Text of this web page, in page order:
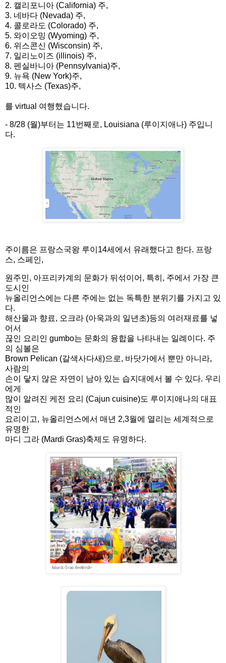
2. 캘리포니아 (California) 주,
3. 네바다 (Nevada) 주,
4. 콜로라도 (Colorado) 주,
5. 와이오밍 (Wyoming) 주,
6. 위스콘신 (Wisconsin) 주,
7. 일리노이즈 (illinois) 주,
8. 펜실바니아 (Pennsylvania)주,
9. 뉴욕 (New York)주,
10. 텍사스 (Texas)주,
를 virtual 여행했습니다.
- 8/28 (월)부터는 11번째로, Louisiana (루이지애나) 주입니
다.
주이름은 프랑스국왕 루이14세에서 유래했다고 한다. 프랑
스, 스페인,
원주민, 아프리카계의 문화가 뒤섞이어, 특히, 주에서 가장 큰
도시인
뉴올리언스에는 다른 주에는 없는 독특한 분위기를 가지고 있
다.
해산물과 향료, 오크라 (아욱과의 일년초)등의 여러재료를 넣
어서
끊인 요리인 gumbo는 문화의 융합을 나타내는 일례이다. 주
의 심볼은
Brown Pelican (갈색사다새)으로, 바닷가에서 뿐만 아니라,
사람의
손이 닿지 않은 자연이 남아 있는 습지대에서 볼 수 있다. 우리
에게
많이 알려진 케전 요리 (Cajun cuisine)도 루이지애나의 대표
적인
요리이고, 뉴올리언스에서 매년 2,3월에 열리는 세계적으로
유명한
마디 그라 (Mardi Gras)축제도 유명하다.